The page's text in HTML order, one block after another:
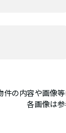
件の内容や画像
各画像は参